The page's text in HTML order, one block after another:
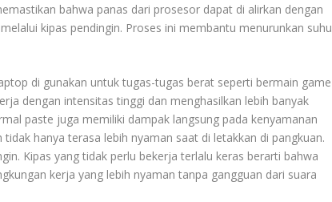
bahwa panas dari prosesor dapat di alirkan dengan
kipas pendingin. Proses ini membantu menurunkan suhu
di gunakan untuk tugas-tugas berat seperti bermain game
dengan intensitas tinggi dan menghasilkan lebih banyak
paste juga memiliki dampak langsung pada kenyamanan
hanya terasa lebih nyaman saat di letakkan di pangkuan.
Kipas yang tidak perlu bekerja terlalu keras berarti bahwa
kerja yang lebih nyaman tanpa gangguan dari suara